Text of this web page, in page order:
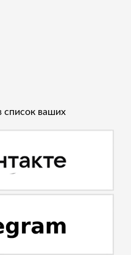
список ваших